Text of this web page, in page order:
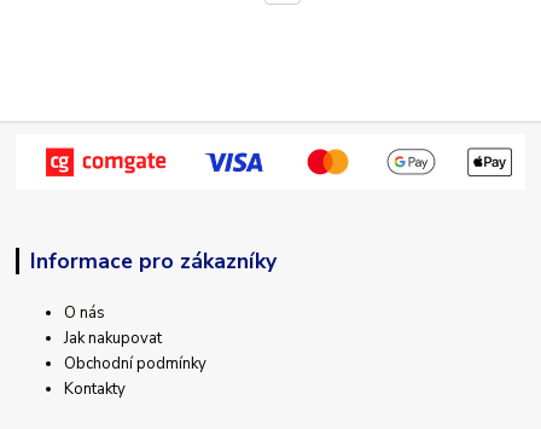
Informace pro zákazníky
O nás
Jak nakupovat
Obchodní podmínky
Kontakty